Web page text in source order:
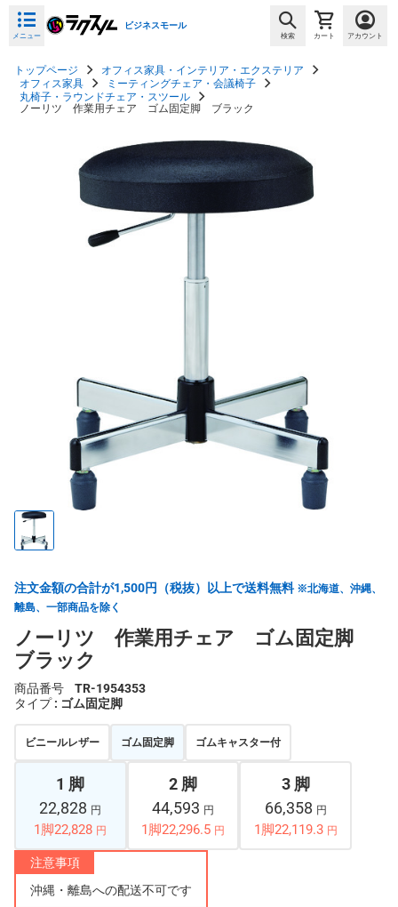
メニュー
ビジネスモール
検索 カート アカウント
トップページ
オフィス家具・インテリア・エクステリア
オフィス家具
ミーティングチェア・会議椅子
丸椅子・ラウンドチェア・スツール
ノーリツ 作業用チェア ゴム固定脚 ブラック
注文金額の合計が1,500円（税抜）以上で送料無料 ※北海道、沖縄、
離島、一部商品を除く
ノーリツ 作業用チェア ゴム固定脚
ブラック
商品番号
TR-1954353
タイプ: ゴム固定脚
ゴムキャスター付
ゴム固定脚
ビニールレザー
1 脚
22,828 円
1脚22,828 円
2 脚
44,593 円
1脚22,296.5 円
3 脚
66,358 円
1脚22,119.3 円
注意事項
沖縄・離島への配送不可です